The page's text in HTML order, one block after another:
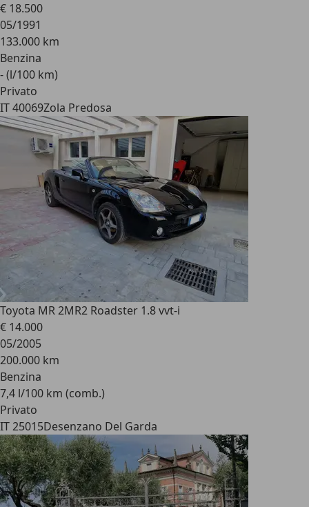
€ 18.500
05/1991
133.000 km
Benzina
- (l/100 km)
Privato
IT 40069Zola Predosa
Toyota MR 2MR2 Roadster 1.8 vvt-i
€ 14.000
05/2005
200.000 km
Benzina
7,4 l/100 km (comb.)
Privato
IT 25015Desenzano Del Garda